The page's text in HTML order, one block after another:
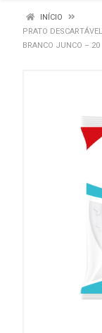
INÍCIO
PRATO
BRANCO JUNCO – 20